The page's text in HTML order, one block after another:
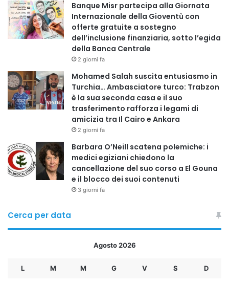
Banque Misr partecipa alla Giornata
Internazionale della Gioventù con
offerte gratuite a sostegno
dell’inclusione finanziaria, sotto l’egida
della Banca Centrale
2 giorni fa
Mohamed Salah suscita entusiasmo in
Turchia… Ambasciatore turco: Trabzon
è la sua seconda casa e il suo
trasferimento rafforza i legami di
amicizia tra Il Cairo e Ankara
2 giorni fa
Barbara O’Neill scatena polemiche: i
medici egiziani chiedono la
cancellazione del suo corso a El Gouna
e il blocco dei suoi contenuti
3 giorni fa
Cerca per data
Agosto 2026
L M M G V S D